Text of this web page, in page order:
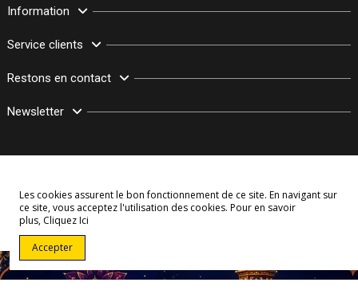
Information
Service clients
Restons en contact
Newsletter
© Copyright 2003–2026 Bollymarket.com - Tous Droits Réservés
Les cookies assurent le bon fonctionnement de ce site. En navigant sur
ce site, vous acceptez l'utilisation des cookies. Pour en savoir
plus, Cliquez Ici
Accepter